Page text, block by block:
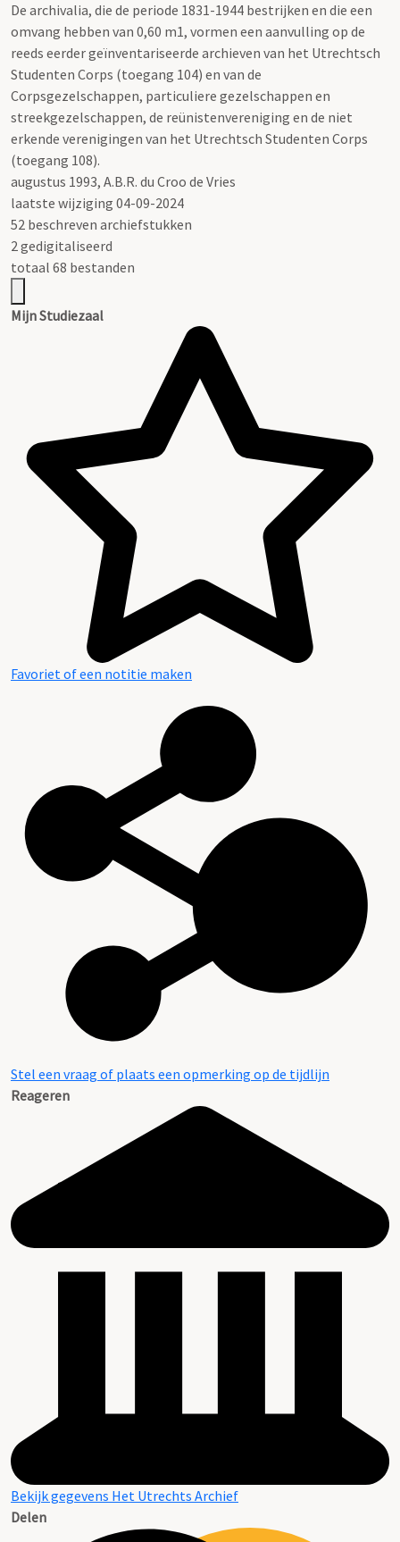
De archivalia, die de periode 1831-1944 bestrijken en die een
omvang hebben van 0,60 m1, vormen een aanvulling op de
reeds eerder geïnventariseerde archieven van het Utrechtsch
Studenten Corps (toegang 104) en van de
Corpsgezelschappen, particuliere gezelschappen en
streekgezelschappen, de reünistenvereniging en de niet
erkende verenigingen van het Utrechtsch Studenten Corps
(toegang 108).
augustus 1993, A.B.R. du Croo de Vries
laatste wijziging 04-09-2024
52 beschreven archiefstukken
2 gedigitaliseerd
totaal 68 bestanden
Mijn Studiezaal
Favoriet of een notitie maken
Stel een vraag of plaats een opmerking op de tijdlijn
Reageren
Bekijk gegevens Het Utrechts Archief
Delen